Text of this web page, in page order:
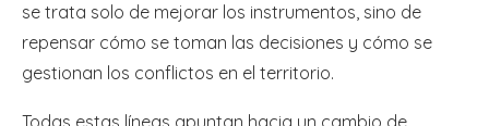
se trata solo de mejorar los instrumentos, sino de
repensar cómo se toman las decisiones y cómo se
gestionan los conflictos en el territorio.